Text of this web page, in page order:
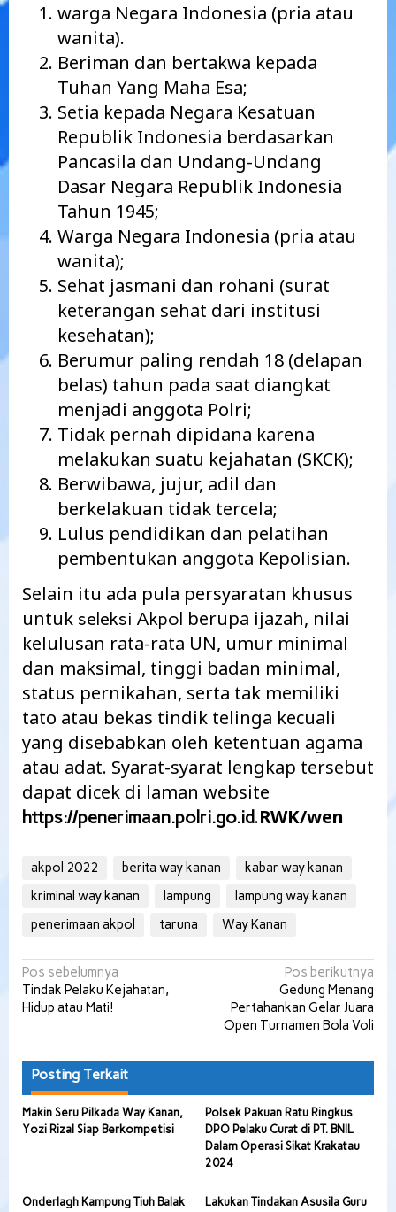
warga Negara Indonesia (pria atau
wanita).
Beriman dan bertakwa kepada
Tuhan Yang Maha Esa;
Setia kepada Negara Kesatuan
Republik Indonesia berdasarkan
Pancasila dan Undang-Undang
Dasar Negara Republik Indonesia
Tahun 1945;
Warga Negara Indonesia (pria atau
wanita);
Sehat jasmani dan rohani (surat
keterangan sehat dari institusi
kesehatan);
Berumur paling rendah 18 (delapan
belas) tahun pada saat diangkat
menjadi anggota Polri;
Tidak pernah dipidana karena
melakukan suatu kejahatan (SKCK);
Berwibawa, jujur, adil dan
berkelakuan tidak tercela;
Lulus pendidikan dan pelatihan
pembentukan anggota Kepolisian.
Selain itu ada pula persyaratan khusus
untuk seleksi Akpol berupa ijazah, nilai
kelulusan rata-rata UN, umur minimal
dan maksimal, tinggi badan minimal,
status pernikahan, serta tak memiliki
tato atau bekas tindik telinga kecuali
yang disebabkan oleh ketentuan agama
atau adat. Syarat-syarat lengkap tersebut
dapat dicek di laman website
https://penerimaan.polri.go.id.RWK/wen
akpol 2022 berita way kanan
kabar way kanan
kriminal way kanan
lampung
lampung way kanan
penerimaan akpol
taruna Way Kanan
Navigasi
pos
Pos sebelumnya
Tindak Pelaku Kejahatan,
Hidup atau Mati!
Pos berikutnya
Gedung Menang
Pertahankan Gelar Juara
Open Turnamen Bola Voli
Posting Terkait
Makin Seru Pilkada Way Kanan,
Yozi Rizal Siap Berkompetisi
Polsek Pakuan Ratu Ringkus
DPO Pelaku Curat di PT. BNIL
Dalam Operasi Sikat Krakatau
2024
Onderlagh Kampung Tiuh Balak
Lakukan Tindakan Asusila Guru